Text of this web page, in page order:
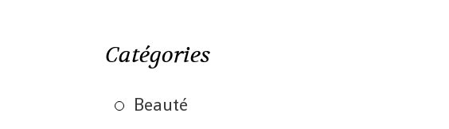
Catégories
Beauté